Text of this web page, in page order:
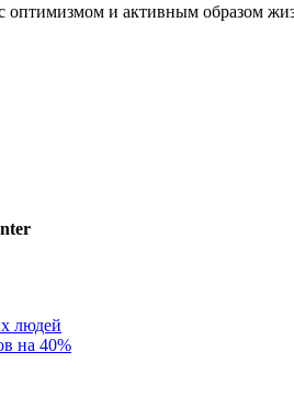
оптимизмом и активным образом
людей
на 40%